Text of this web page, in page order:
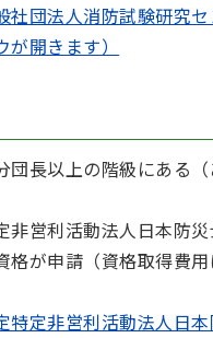
社団法人消防試験研究
が開きます）
長以上の階級にある（
非営利活動法人日本防
が申請（資格取得費用
特定非営利活動法人日